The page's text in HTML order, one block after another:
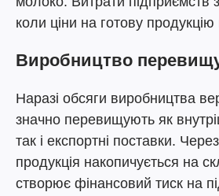
коли ціни на готову
Виробництво
Наразі обсяги виробництва
значно перевищують як
так і експортні поставки.
продукція накопичується на
створює фінансовий тиск на